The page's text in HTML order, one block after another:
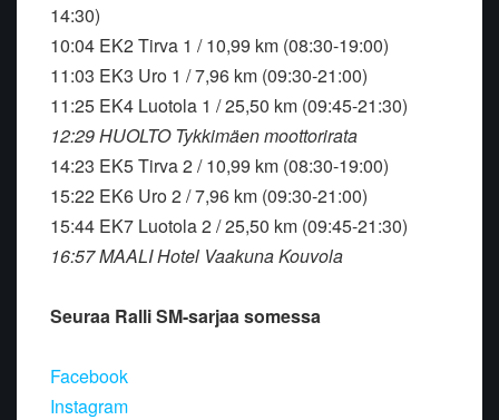
14:30)
10:04 EK2 Tirva 1 / 10,99 km (08:30-19:00)
11:03 EK3 Uro 1 / 7,96 km (09:30-21:00)
11:25 EK4 Luotola 1 / 25,50 km (09:45-21:30)
12:29 HUOLTO Tykkimäen moottorirata
14:23 EK5 Tirva 2 / 10,99 km (08:30-19:00)
15:22 EK6 Uro 2 / 7,96 km (09:30-21:00)
15:44 EK7 Luotola 2 / 25,50 km (09:45-21:30)
16:57 MAALI Hotel Vaakuna Kouvola
Seuraa Ralli SM-sarjaa somessa
Facebook
Instagram